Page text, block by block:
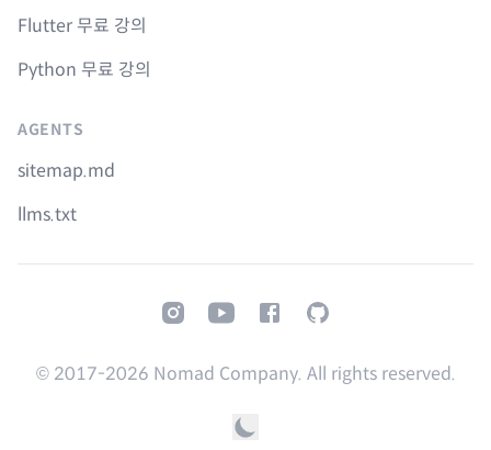
Flutter 무료 강의
Python 무료 강의
AGENTS
sitemap.md
llms.txt
InstagramYoutubeFacebookGitHub
© 2017-2026 Nomad Company. All rights reserved.